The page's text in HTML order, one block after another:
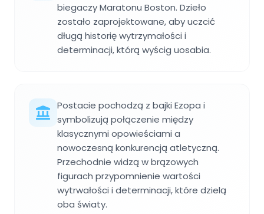
biegaczy Maratonu Boston. Dzieło
zostało zaprojektowane, aby uczcić
długą historię wytrzymałości i
determinacji, którą wyścig uosabia.
Postacie pochodzą z bajki Ezopa i
symbolizują połączenie między
klasycznymi opowieściami a
nowoczesną konkurencją atletyczną.
Przechodnie widzą w brązowych
figurach przypomnienie wartości
wytrwałości i determinacji, które dzielą
oba światy.